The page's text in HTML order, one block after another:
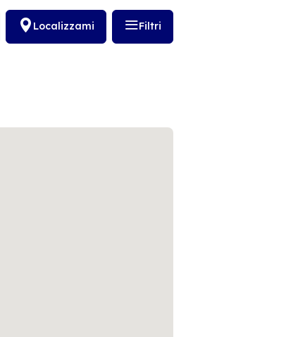
Localizzami Filtri